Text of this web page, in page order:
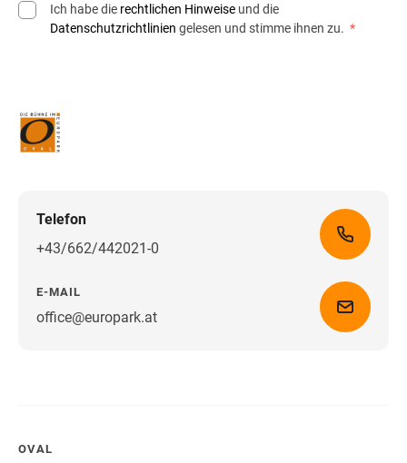
Ich habe die rechtlichen Hinweise und die
Datenschutzrichtlinien gelesen und stimme ihnen zu. *
Telefon
+43/662/442021-0
E-MAIL
office@europark.atWegbeschreibung erhalten
OVAL